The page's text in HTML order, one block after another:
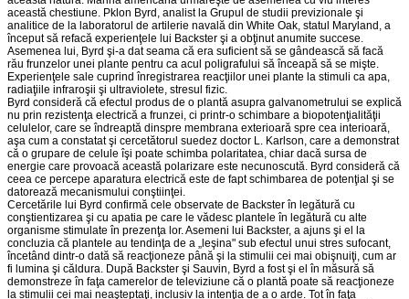
această chestiune. Pklon Byrd, analist la Grupul de studii previzionale şi
analitice de la laboratorul de artilerie navală din White Oak, statul Maryland, a
început să refacă experienţele lui Backster şi a obţinut anumite succese.
Asemenea lui, Byrd şi-a dat seama că era suficient să se gândească să facă
rău frunzelor unei plante pentru ca acul poligrafului să înceapă să se mişte.
Experienţele sale cuprind înregistrarea reacţiilor unei plante la stimuli ca apa,
radiaţiile infraroşii şi ultraviolete, stresul fizic.
Byrd consideră că efectul produs de o plantă asupra galvanometrului se explică
nu prin rezistenţa electrică a frunzei, ci printr-o schimbare a biopotenţialităţii
celulelor, care se îndreaptă dinspre membrana exterioară spre cea interioară,
aşa cum a constatat şi cercetătorul suedez doctor L. Karlson, care a demonstrat
că o grupare de celule îşi poate schimba polaritatea, chiar dacă sursa de
energie care provoacă această polarizare este necunoscută. Byrd consideră că
ceea ce percepe aparatura electrică este de fapt schimbarea de potenţial şi se
datorează mecanismului conştiinţei.
Cercetările lui Byrd confirmă cele observate de Backster în legătură cu
conştientizarea şi cu apatia pe care le vădesc plantele în legătură cu alte
organisme stimulate în prezenţa lor. Asemeni lui Backster, a ajuns şi el la
concluzia că plantele au tendinţa de a „leşina" sub efectul unui stres sufocant,
încetând dintr-o dată să reacţioneze până şi la stimulii cei mai obişnuiţi, cum ar
fi lumina şi căldura. După Backster şi Sauvin, Byrd a fost şi el în măsură să
demonstreze în faţa camerelor de televiziune că o plantă poate să reacţioneze
la stimulii cei mai neaşteptaţi, inclusiv la intenţia de a o arde. Tot în faţa